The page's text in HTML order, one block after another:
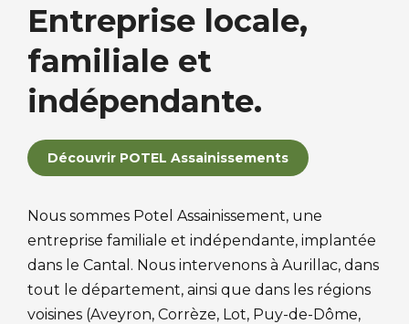
Entreprise locale,
familiale et
indépendante.
Découvrir POTEL Assainissements
Nous sommes Potel Assainissement, une
entreprise familiale et indépendante, implantée
dans le Cantal. Nous intervenons à Aurillac, dans
tout le département, ainsi que dans les régions
voisines (Aveyron, Corrèze, Lot, Puy-de-Dôme,